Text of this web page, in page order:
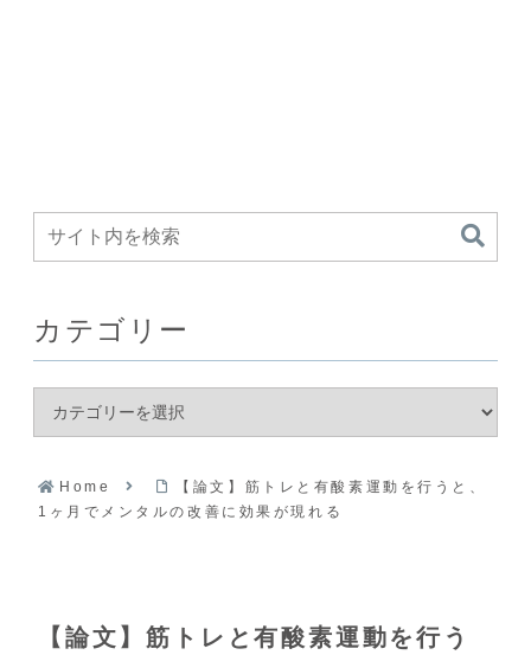
カテゴリー
Home
【論文】筋トレと有酸素運動を行うと、
1ヶ月でメンタルの改善に効果が現れる
【論文】筋トレと有酸素運動を行う